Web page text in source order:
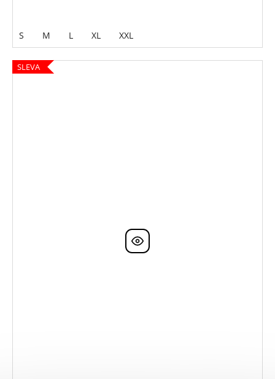
S M L XL XXL
SLEVA